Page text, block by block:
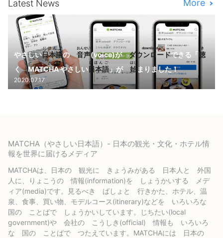
Latest News More
やさしい日本語
にほんご
の 音声
おんせい
(voice)がダウンロード
download
できる「聴
き
く MATCHA やさしい日本語
にほんご
」が 始
はじ
まりました！
2020.07.17
MATCHA（やさしい日本語）- 日本の観光・文化・ホテル情
報を世界に届けるメディア
MATCHAは、日本の 観光に きょうみがある 日本人と 外国
人に、りょこうの 情報(information)を しょうかいする メデ
ィア(media)です。見るべき ばしょと 行きかた、ホテル、温
泉、食事、買い物、モデルコース(itinerary)などを いろいろな
国の ことばで しょうかいしています。じちたい(local
government)や 会社の こうしき(official) 情報も いろいろ
な 国の ことばで つたえています。MATCHAには 日本の